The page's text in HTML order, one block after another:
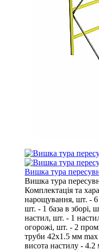
Вишка тура
Вишка тура
Комплектація та
нарощування, шт. - 6
шт. - 1 база в зборі,
настил, шт. - 1
огорожі, шт. - 2
труби 42х1.5 мм
висота настилу -